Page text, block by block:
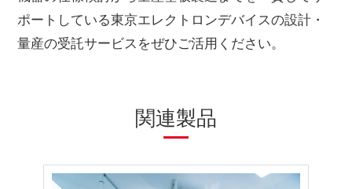
ポートしている東京エレクトロンデバイスの設計・
量産の受託サービスをぜひご活用ください。
関連製品